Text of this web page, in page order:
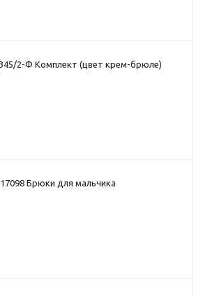
2-Ф Комплект (цвет крем-брюле)
Брюки для мальчика